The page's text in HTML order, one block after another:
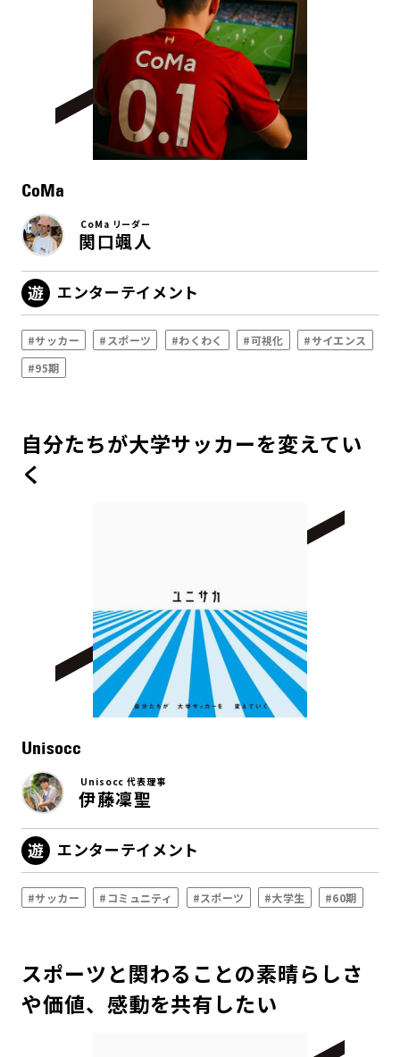
CoMa
CoMa リーダー
関口颯人
エンターテイメント
#サッカー #スポーツ #わくわく #可視化
#サイエンス
#95期
自分たちが大学サッカーを変えてい
く
Unisocc
Unisocc 代表理事
伊藤凜聖
エンターテイメント
#サッカー #コミュニティ #スポーツ #大学生 #60期
スポーツと関わることの素晴らしさ
や価値、感動を共有したい